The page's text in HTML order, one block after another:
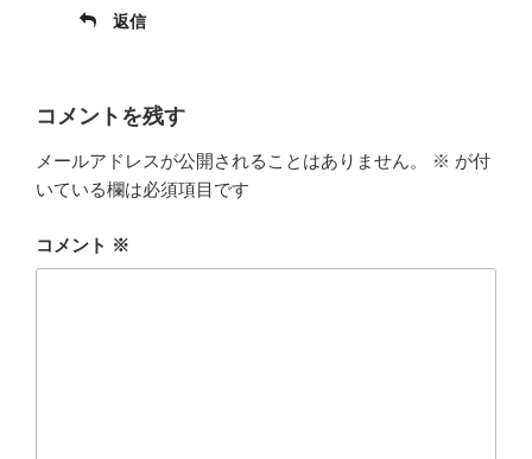
返信
コメントを残す
メールアドレスが公開されることはありません。 ※ が付
いている欄は必須項目です
コメント ※